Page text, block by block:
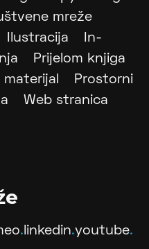
mreže
Ilustracija
In-
Prijelom knjiga
materijal
Prostorni
Web stranica
. linkedin.youtube.